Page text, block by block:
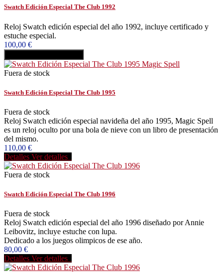
Swatch Edición Especial The Club 1992
Reloj Swatch edición especial del año 1992, incluye certificado y
estuche especial.
100,00 €
Fuera de stock
Swatch Edición Especial The Club 1995
Fuera de stock
Reloj Swatch edición especial navideña del año 1995, Magic Spell
es un reloj oculto por una bola de nieve con un libro de presentación
del mismo.
110,00 €
Detalles Ver detalles
Fuera de stock
Swatch Edición Especial The Club 1996
Fuera de stock
Reloj Swatch edición especial del año 1996 diseñado por Annie
Leibovitz, incluye estuche con lupa.
Dedicado a los juegos olimpicos de ese año.
80,00 €
Detalles Ver detalles